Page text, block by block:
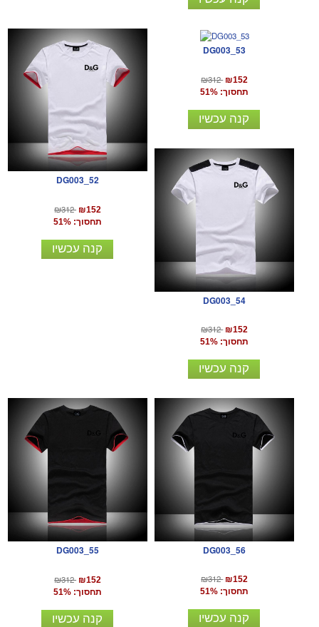
DG003_52
₪312 ₪152
תחסוך: 51%
קנה עכשיו
DG003_53
₪312 ₪152
תחסוך: 51%
קנה עכשיו
DG003_54
₪312 ₪152
תחסוך: 51%
קנה עכשיו
DG003_55
₪312 ₪152
תחסוך: 51%
קנה עכשיו
DG003_56
₪312 ₪152
תחסוך: 51%
קנה עכשיו